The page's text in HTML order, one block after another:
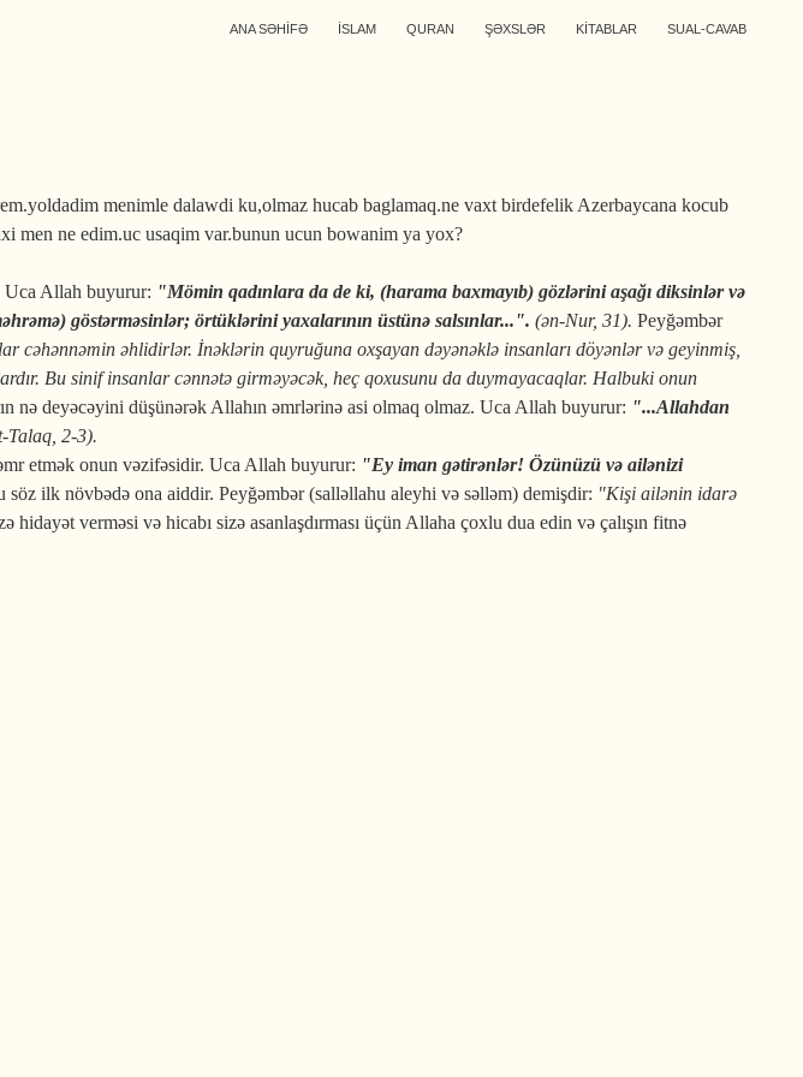
ANA SƏHİFƏ İSLAM QURAN ŞƏXSLƏR KİTABLAR SUAL-CAVAB
menimle dalawdi ku,olmaz hucab baglamaq.ne vaxt birdefelik Azerbaycana kocub
men ne edim.uc usaqim var.bunun ucun bowanim ya yox?
Uca Allah buyurur: "Mömin qadınlara da de ki, (harama baxmayıb) gözlərini aşağı diksinlər və
göstərməsinlər; örtüklərini yaxalarının üstünə salsınlar...". (ən-Nur, 31). Peyğəmbər
cəhənnəmin əhlidirlər. İnəklərin quyruğuna oxşayan dəyənəklə insanları döyənlər və geyinmiş,
Bu sinif insanlar cənnətə girməyəcək, heç qoxusunu da duymayacaqlar. Halbuki onun
nə deyəcəyini düşünərək Allahın əmrlərinə asi olmaq olmaz. Uca Allah buyurur: "...Allahdan
Talaq, 2-3).
etmək onun vəzifəsidir. Uca Allah buyurur: "Ey iman gətirənlər! Özünüzü və ailənizi
söz ilk növbədə ona aiddir. Peyğəmbər (salləllahu aleyhi və səlləm) demişdir: "Kişi ailənin idarə
hidayət verməsi və hicabı sizə asanlaşdırması üçün Allaha çoxlu dua edin və çalışın fitnə